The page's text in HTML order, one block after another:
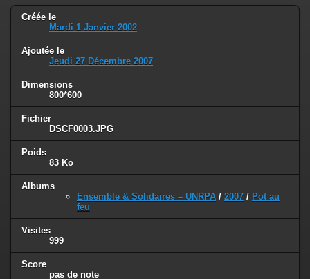
Créée le
Mardi 1 Janvier 2002
Ajoutée le
Jeudi 27 Décembre 2007
Dimensions
800*600
Fichier
DSCF0003.JPG
Poids
83 Ko
Albums
Ensemble & Solidaires – UNRPA / 2007 / Pot au
feu
Visites
999
Score
pas de note